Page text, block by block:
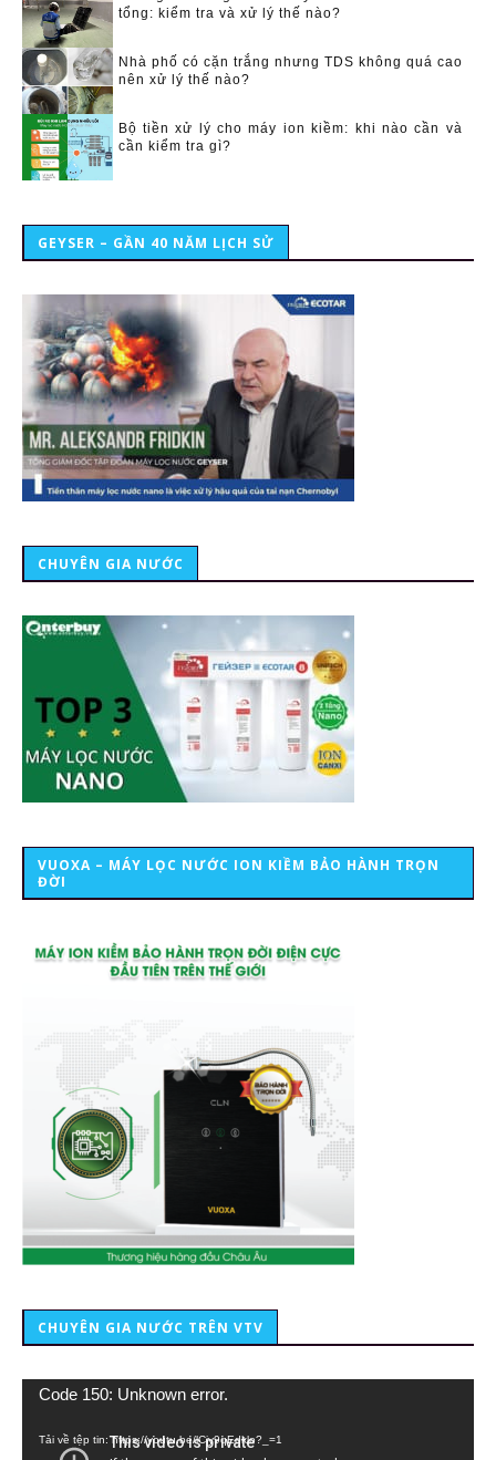
tổng: kiểm tra và xử lý thế nào?
Nhà phố có cặn trắng nhưng TDS không quá cao
nên xử lý thế nào?
Bộ tiền xử lý cho máy ion kiềm: khi nào cần và
cần kiểm tra gì?
GEYSER – GẦN 40 NĂM LỊCH SỬ
CHUYÊN GIA NƯỚC
VUOXA – MÁY LỌC NƯỚC ION KIỀM BẢO HÀNH TRỌN
ĐỜI
CHUYÊN GIA NƯỚC TRÊN VTV
Trình
Code 150: Unknown error.
Tải về tệp tin: https://youtu.be/lCiy9qEdklo?_=1